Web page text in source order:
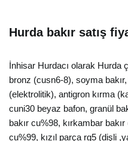
Hurda bakır satış
İnhisar Hurdacı olarak Hurda
bronz (cusn6-8), soyma bakır,
(elektrolitik), antigron kırma
cuni30 beyaz bafon, granül
bakır cu%98, kırkambar
cu%99, kızıl parça rg5 (dişli